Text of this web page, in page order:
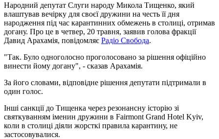
Народний депутат Слуги народу Микола Тищенко, який
влаштував вечірку для своєї дружини на честь її дня
народження під час карантинних обмежень в столиці, отримав
догану. Про це в четвер, 20 травня, заявив голова фракції
Давид Арахамія, повідомляє Радіо Свобода.
"Так. Було одноголосно проголосовано за рішення офіційно
винести йому догану", - сказав Арахамія.
За його словами, відповідне рішення депутати підтримали в
один голос.
Інші санкції до Тищенка через резонансну історію зі
святкуванням іменин дружини в Fairmont Grand Hotel Kyiv,
коли в столиці діяли жорсткі правила карантину, не
застосовувалися.